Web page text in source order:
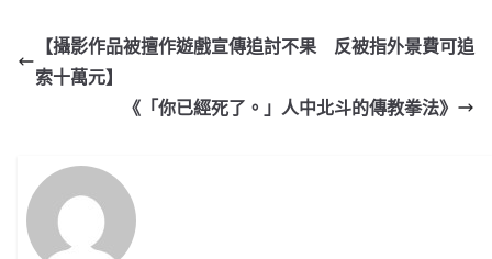
【攝影作品被擅作遊戲宣傳追討不果 反被指外景費可追
索十萬元】
《「你已經死了。」人中北斗的傳教拳法》